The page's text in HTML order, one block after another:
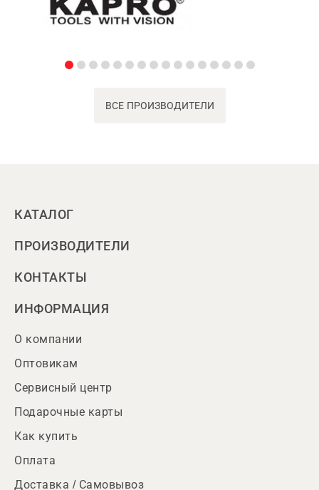
ВСЕ ПРОИЗВОДИТЕЛИ
КАТАЛОГ
ПРОИЗВОДИТЕЛИ
КОНТАКТЫ
ИНФОРМАЦИЯ
О компании
Оптовикам
Сервисный центр
Подарочные карты
Как купить
Оплата
Доставка / Самовывоз